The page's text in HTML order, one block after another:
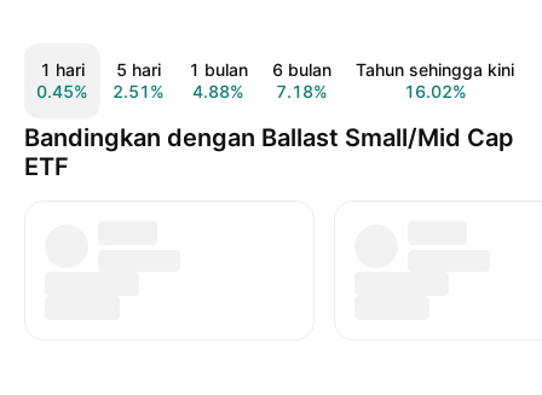
1 hari
0.45%
5 hari
2.51%
1 bulan
4.88%
6 bulan
7.18%
Tahun sehingga kini
16.02%
Bandingkan dengan Ballast Small/Mid Cap
ETF